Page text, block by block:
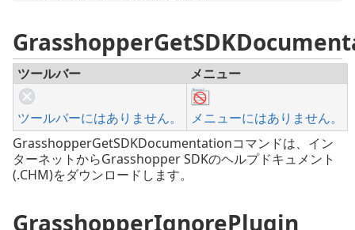
ツールバー メニュー
ツールバーにはありません。
メニューにはありません。
GrasshopperGetSDKDocumentationコマンドは、イン
ターネットからGrasshopper SDKのヘルプドキュメント
(.CHM)をダウンロードします。
GrasshopperIgnorePlugin